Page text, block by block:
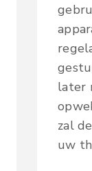
later
zal
uw